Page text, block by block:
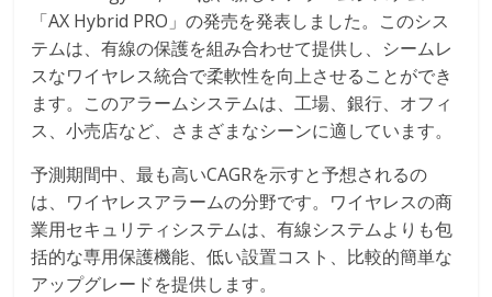
「AX Hybrid PRO」の発売を発表しました。このシス
テムは、有線の保護を組み合わせて提供し、シームレ
スなワイヤレス統合で柔軟性を向上させることができ
ます。このアラームシステムは、工場、銀行、オフィ
ス、小売店など、さまざまなシーンに適しています。
予測期間中、最も高いCAGRを示すと予想されるの
は、ワイヤレスアラームの分野です。ワイヤレスの商
業用セキュリティシステムは、有線システムよりも包
括的な専用保護機能、低い設置コスト、比較的簡単な
アップグレードを提供します。